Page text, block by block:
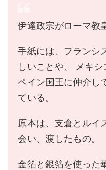
伊達政宗がローマ教
手紙には、フランシ
しいことや、 メキ
ペイン国王に仲介し
ている。
原本は、支倉とルイ
会い、渡したもの。
金箔と銀箔を使った